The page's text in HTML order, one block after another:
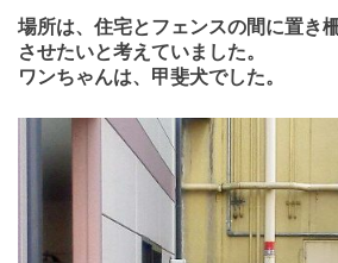
場所は、住宅とフェンスの間に置き
させたいと考えていました。
ワンちゃんは、甲斐犬でした。